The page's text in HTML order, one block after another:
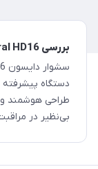
بررسی Dyson Supersonic nural HD16
دستگاه پیشرفته
طراحی هوشمند و
بی‌نظیر در